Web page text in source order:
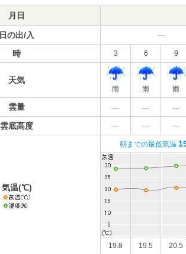
月日
日の出/入 ---
時 3 6 9
天気
雨 雨 雨
雲量 --- --- ---
雲底高度 --- --- ---
気温(℃)
朝までの最低気温
19.8 19.5 20.5